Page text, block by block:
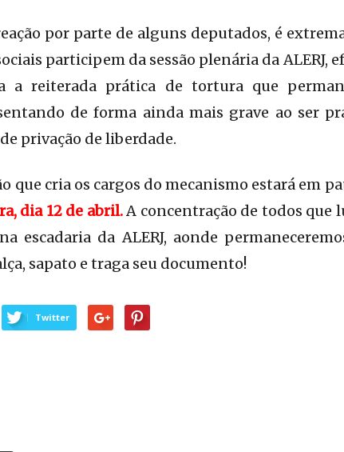
por parte de alguns deputados, é
participem da sessão plenária da ALERJ,
a reiterada prática de tortura que
de forma ainda mais grave ao ser
privação de liberdade.
que cria os cargos do mecanismo estará em
dia 12 de abril.A concentração de todos que
escadaria da ALERJ, aonde
sapato e traga seu documento!
Twitter